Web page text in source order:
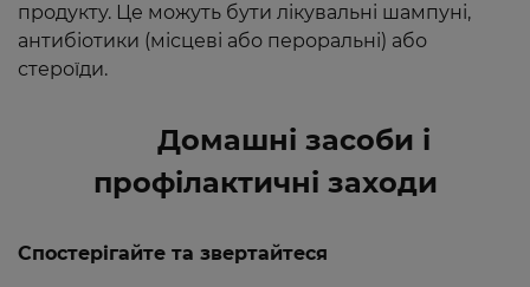
продукту. Це можуть бути лікувальні шампуні,
антибіотики (місцеві або пероральні) або
стероїди.
Домашні засоби і
профілактичні заходи
Спостерігайте та звертайтеся